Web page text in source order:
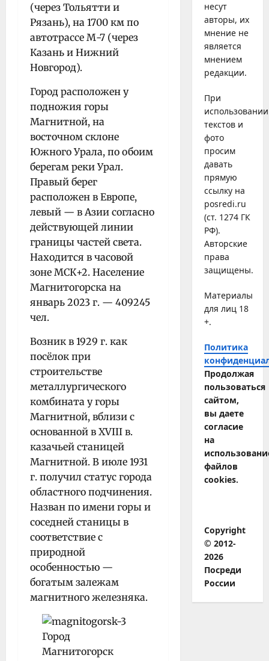
(через Тольятти и
Рязань), на 1700 км по
автотрассе М-7 (через
Казань и Нижний
Новгород).
Город расположен у
подножия горы
Магнитной, на
восточном склоне
Южного Урала, по обоим
берегам реки Урал.
Правый берег
расположен в Европе,
левый — в Азии согласно
действующей линии
границы частей света.
Находится в часовой
зоне МСК+2. Население
Магнитогорска на
январь 2023 г. — 409245
чел.
Возник в 1929 г. как
посёлок при
строительстве
металлургического
комбината у горы
Магнитной, вблизи с
основанной в XVIII в.
казачьей станицей
Магнитной. В июле 1931
г. получил статус города
областного подчинения.
Назван по имени горы и
соседней станицы в
соответствие с
природной
особенностью —
богатым залежам
магнитного железняка.
несут
авторы, их
мнение не
является
мнением
редакции.
При
использовании
текстов и
фото
просим
давать
прямую
ссылку на
posredi.ru
(ст. 1274 ГК
РФ).
Авторские
права
защищены.
Материалы
для лиц 18
+.
Политика
Продолжая
пользоваться
сайтом,
вы даете
согласие
на
файлов
cookies.
Copyright
© 2012-
2026
Посреди
России